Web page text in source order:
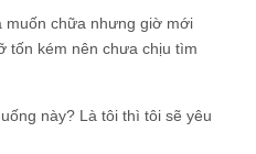
muốn chữa nhưng giờ mới
tốn kém nên chưa chịu tìm
này? Là tôi thì tôi sẽ yêu